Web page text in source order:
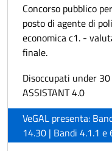
Concorso pubblico
posto di agente di
economica c1. -
finale.
Disoccupati under
ASSISTANT 4.0
VeGAL presenta:
14.30 | Bandi 4.1.1